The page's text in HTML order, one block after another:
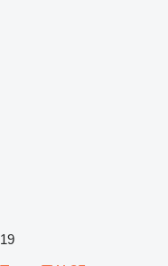
19